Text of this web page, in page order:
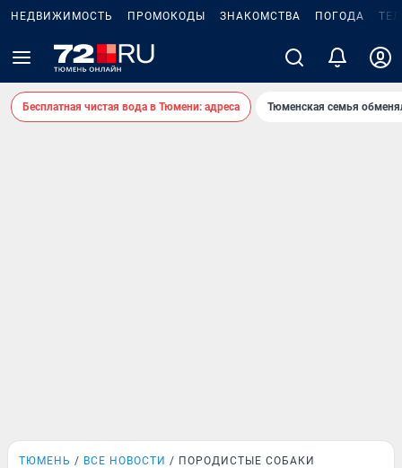
НЕДВИЖИМОСТЬ ПРОМОКОДЫ ЗНАКОМСТВА ПОГОДА
Бесплатная чистая вода в Тюмени: адреса Тюменская семья
ТЮМЕНЬ ВСЕ НОВОСТИ ПОРОДИСТЫЕ СОБАКИ